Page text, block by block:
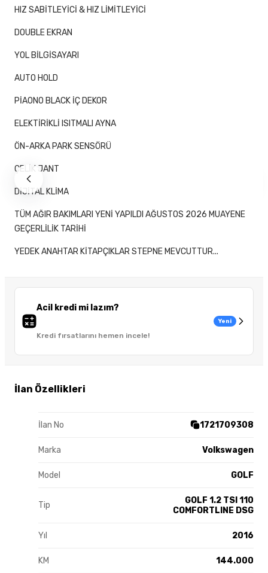
Acil kredi mi lazım?
Kredi fırsatlarını hemen incele!
Yeni
İlan Özellikleri
İlan No 1721709308
Marka Volkswagen
Model GOLF
Tip
GOLF 1.2 TSI 110
COMFORTLINE DSG
Yıl 2016
KM 144.000
HIZ SABİTLEYİCİ & HIZ LİMİTLEYİCİ
DOUBLE EKRAN
YOL BİLGİSAYARI
AUTO HOLD
PİAONO BLACK İÇ DEKOR
ELEKTİRİKLİ ISITMALI AYNA
ÖN-ARKA PARK SENSÖRÜ
ÇELİK JANT
DİJİTAL KLİMA
TÜM AĞIR BAKIMLARI YENİ YAPILDI AĞUSTOS 2026 MUAYENE
GEÇERLİLİK TARİHİ
YEDEK ANAHTAR KİTAPÇIKLAR STEPNE MEVCUTTUR...